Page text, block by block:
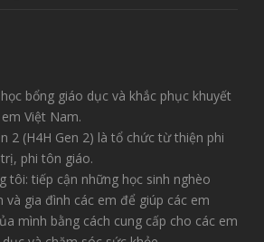
bổng giáo dục và khắc phục khuyết
Việt Nam.
2 (H4H Gen 2) là tổ chức từ thiện phi
phi tôn giáo.
tôi: tiếp cận những học sinh nghèo
và gia đình các em để giúp các em
mình bằng cách cung cấp cho các em